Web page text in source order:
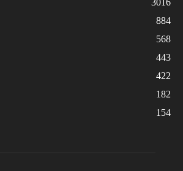
884
568
443
422
182
154